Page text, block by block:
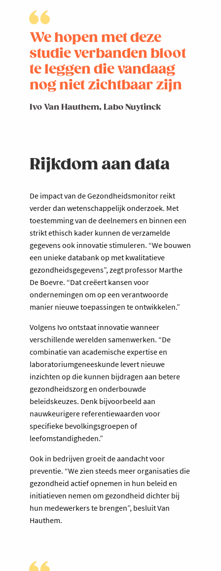
We hopen met deze
studie verbanden bloot
te leggen die vandaag
nog niet zichtbaar zijn
Ivo Van Hauthem, Labo Nuytinck
Rijkdom aan data
De impact van de Gezondheidsmonitor reikt
verder dan wetenschappelijk onderzoek. Met
toestemming van de deelnemers en binnen een
strikt ethisch kader kunnen de verzamelde
gegevens ook innovatie stimuleren. “We bouwen
een unieke databank op met kwalitatieve
gezondheidsgegevens”, zegt professor Marthe
De Boevre. “Dat creëert kansen voor
ondernemingen om op een verantwoorde
manier nieuwe toepassingen te ontwikkelen.”
Volgens Ivo ontstaat innovatie wanneer
verschillende werelden samenwerken. “De
combinatie van academische expertise en
laboratoriumgeneeskunde levert nieuwe
inzichten op die kunnen bijdragen aan betere
gezondheidszorg en onderbouwde
beleidskeuzes. Denk bijvoorbeeld aan
nauwkeurigere referentiewaarden voor
specifieke bevolkingsgroepen of
leefomstandigheden.”
Ook in bedrijven groeit de aandacht voor
preventie. “We zien steeds meer organisaties die
gezondheid actief opnemen in hun beleid en
initiatieven nemen om gezondheid dichter bij
hun medewerkers te brengen”, besluit Van
Hauthem.